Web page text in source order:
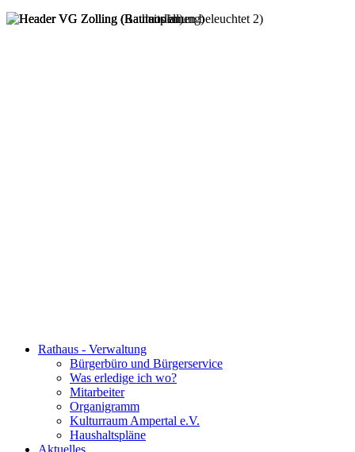
Rathaus - Verwaltung
Bürgerbüro und Bürgerservice
Was erledige ich wo?
Mitarbeiter
Organigramm
Kulturraum Ampertal e.V.
Haushaltspläne
Aktuelles